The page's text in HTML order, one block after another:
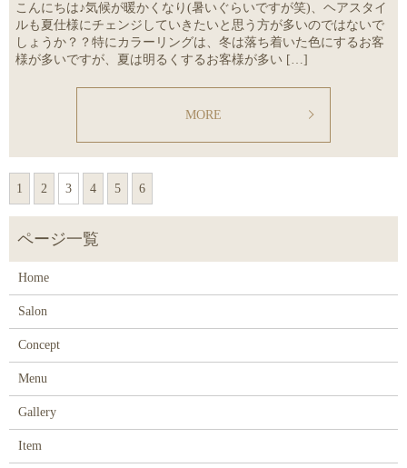
こんにちは♪気候が暖かくなり(暑いぐらいですが笑)、ヘアスタイ
ルも夏仕様にチェンジしていきたいと思う方が多いのではないで
しょうか？？特にカラーリングは、冬は落ち着いた色にするお客
様が多いですが、夏は明るくするお客様が多い […]
MORE
1 2 3 4 5 6
Home
Salon
Concept
Menu
Gallery
Item